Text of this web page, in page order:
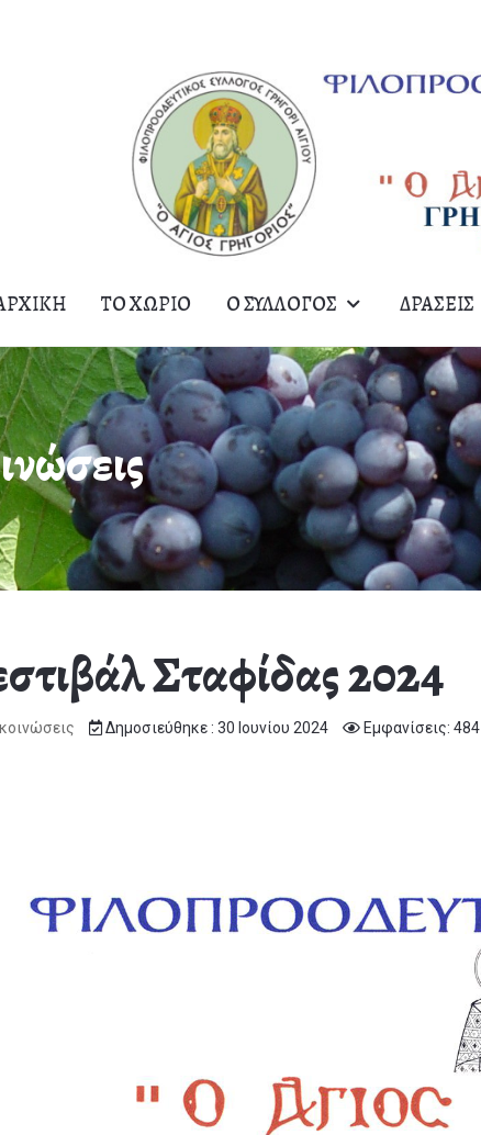
ΤΟ ΧΩΡΙΌ Ο ΣΎΛΛΟΓΟΣ ΔΡΆΣΕΙΣ
Σταφίδας 2024
Δημοσιεύθηκε : 30 Ιουνίου 2024 Εμφανίσεις: 484